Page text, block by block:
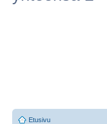
Etusivu